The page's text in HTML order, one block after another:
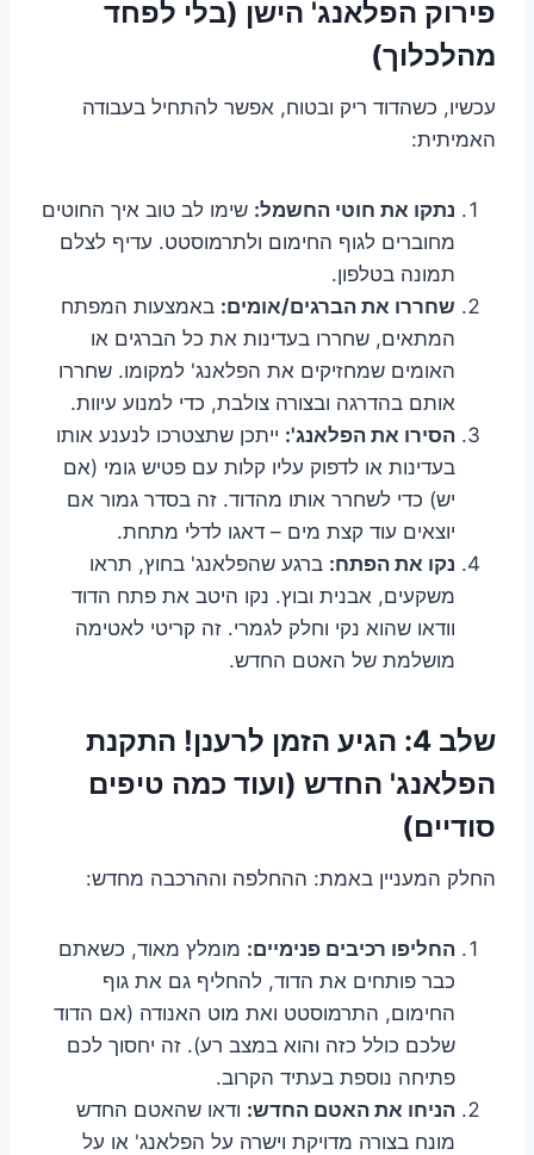
פירוק הפלאנג' הישן (בלי לפחד
מהלכלוך)
עכשיו, כשהדוד ריק ובטוח, אפשר להתחיל בעבודה
האמיתית:
נתקו את חוטי החשמל: שימו לב טוב איך החוטים
מחוברים לגוף החימום ולתרמוסטט. עדיף לצלם
תמונה בטלפון.
שחררו את הברגים/אומים: באמצעות המפתח
המתאים, שחררו בעדינות את כל הברגים או
האומים שמחזיקים את הפלאנג' למקומו. שחררו
אותם בהדרגה ובצורה צולבת, כדי למנוע עיוות.
הסירו את הפלאנג': ייתכן שתצטרכו לנענע אותו
בעדינות או לדפוק עליו קלות עם פטיש גומי (אם
יש) כדי לשחרר אותו מהדוד. זה בסדר גמור אם
יוצאים עוד קצת מים – דאגו לדלי מתחת.
נקו את הפתח: ברגע שהפלאנג' בחוץ, תראו
משקעים, אבנית ובוץ. נקו היטב את פתח הדוד
וודאו שהוא נקי וחלק לגמרי. זה קריטי לאטימה
מושלמת של האטם החדש.
שלב 4: הגיע הזמן לרענן! התקנת
הפלאנג' החדש (ועוד כמה טיפים
סודיים)
החלק המעניין באמת: ההחלפה וההרכבה מחדש:
החליפו רכיבים פנימיים: מומלץ מאוד, כשאתם
כבר פותחים את הדוד, להחליף גם את גוף
החימום, התרמוסטט ואת מוט האנודה (אם הדוד
שלכם כולל כזה והוא במצב רע). זה יחסוך לכם
פתיחה נוספת בעתיד הקרוב.
הניחו את האטם החדש: ודאו שהאטם החדש
מונח בצורה מדויקת וישרה על הפלאנג' או על